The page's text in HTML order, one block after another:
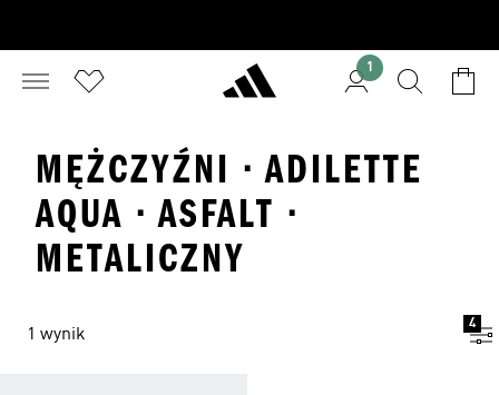
1
MĘŻCZYŹNI · ADILETTE
AQUA · ASFALT ·
METALICZNY
1 wynik
4